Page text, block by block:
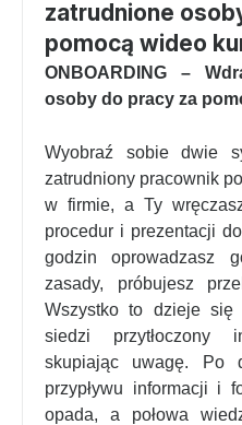
zatrudnione
pomocą wideo
ONBOARDING –
osoby do pracy za
Wyobraź sobie dwie
zatrudniony pracownik
w firmie, a Ty
procedur i prezentacji
godzin oprowadzasz
zasady, próbujesz
Wszystko to dzieje
siedzi przytłoczony
skupiając uwagę. Po
przypływu informacji i
opada, a połowa